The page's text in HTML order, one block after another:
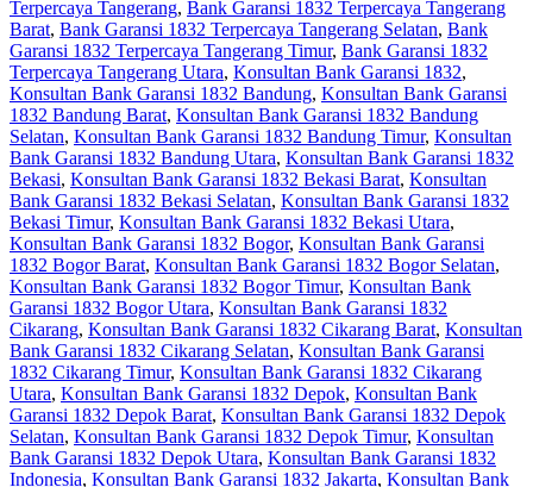
Terpercaya Tangerang, Bank Garansi 1832 Terpercaya Tangerang
Barat, Bank Garansi 1832 Terpercaya Tangerang Selatan, Bank
Garansi 1832 Terpercaya Tangerang Timur, Bank Garansi 1832
Terpercaya Tangerang Utara, Konsultan Bank Garansi 1832,
Konsultan Bank Garansi 1832 Bandung, Konsultan Bank Garansi
1832 Bandung Barat, Konsultan Bank Garansi 1832 Bandung
Selatan, Konsultan Bank Garansi 1832 Bandung Timur, Konsultan
Bank Garansi 1832 Bandung Utara, Konsultan Bank Garansi 1832
Bekasi, Konsultan Bank Garansi 1832 Bekasi Barat, Konsultan
Bank Garansi 1832 Bekasi Selatan, Konsultan Bank Garansi 1832
Bekasi Timur, Konsultan Bank Garansi 1832 Bekasi Utara,
Konsultan Bank Garansi 1832 Bogor, Konsultan Bank Garansi
1832 Bogor Barat, Konsultan Bank Garansi 1832 Bogor Selatan,
Konsultan Bank Garansi 1832 Bogor Timur, Konsultan Bank
Garansi 1832 Bogor Utara, Konsultan Bank Garansi 1832
Cikarang, Konsultan Bank Garansi 1832 Cikarang Barat, Konsultan
Bank Garansi 1832 Cikarang Selatan, Konsultan Bank Garansi
1832 Cikarang Timur, Konsultan Bank Garansi 1832 Cikarang
Utara, Konsultan Bank Garansi 1832 Depok, Konsultan Bank
Garansi 1832 Depok Barat, Konsultan Bank Garansi 1832 Depok
Selatan, Konsultan Bank Garansi 1832 Depok Timur, Konsultan
Bank Garansi 1832 Depok Utara, Konsultan Bank Garansi 1832
Indonesia, Konsultan Bank Garansi 1832 Jakarta, Konsultan Bank